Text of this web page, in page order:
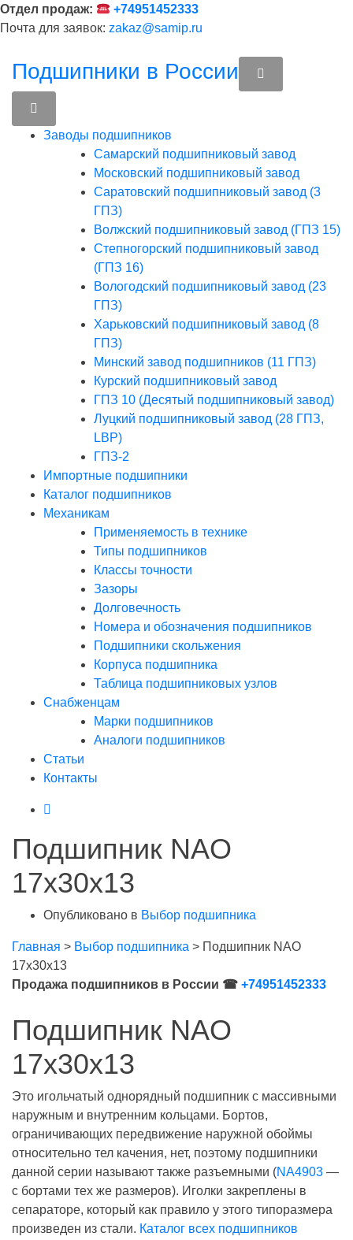
Перейти
к
Отдел продаж:
+74951452333
Почта для заявок: zakaz@samip.ru
Подшипники в России
Заводы подшипников
Cамарский подшипниковый завод
Московский подшипниковый завод
Саратовский подшипниковый завод (3
ГПЗ)
Волжский подшипниковый завод (ГПЗ 15)
Степногорский подшипниковый завод
(ГПЗ 16)
Вологодский подшипниковый завод (23
ГПЗ)
Харьковский подшипниковый завод (8
ГПЗ)
Минский завод подшипников (11 ГПЗ)
Курский подшипниковый завод
ГПЗ 10 (Десятый подшипниковый завод)
Луцкий подшипниковый завод (28 ГПЗ,
LBP)
ГПЗ-2
Импортные подшипники
Каталог подшипников
Механикам
Применяемость в технике
Типы подшипников
Классы точности
Зазоры
Долговечность
Номера и обозначения подшипников
Подшипники скольжения
Корпуса подшипника
Таблица подшипниковых узлов
Снабженцам
Марки подшипников
Аналоги подшипников
Статьи
Контакты
Подшипник NAO
17x30x13
Опубликовано в Выбор подшипника
Главная > Выбор подшипника > Подшипник NAO
17x30x13
Продажа подшипников в России ☎ +74951452333
Подшипник NAO
17х30х13
Это игольчатый однорядный подшипник с массивными
наружным и внутренним кольцами. Бортов,
ограничивающих передвижение наружной обоймы
относительно тел качения, нет, поэтому подшипники
данной серии называют также разъемными (NA4903 —
с бортами тех же размеров). Иголки закреплены в
сепараторе, который как правило у этого типоразмера
произведен из стали. Каталог всех подшипников